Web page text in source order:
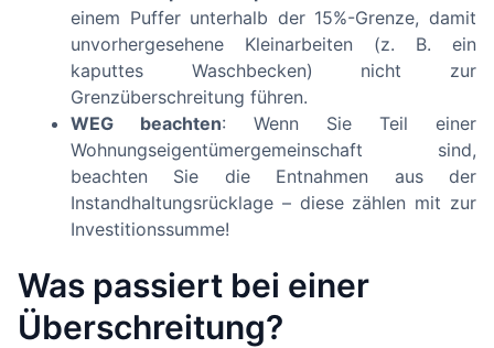
einem Puffer unterhalb der 15%-Grenze, damit
unvorhergesehene Kleinarbeiten (z. B. ein
kaputtes Waschbecken) nicht zur
Grenzüberschreitung führen.
WEG beachten: Wenn Sie Teil einer
Wohnungseigentümergemeinschaft sind,
beachten Sie die Entnahmen aus der
Instandhaltungsrücklage – diese zählen mit zur
Investitionssumme!
Was passiert bei einer
Überschreitung?